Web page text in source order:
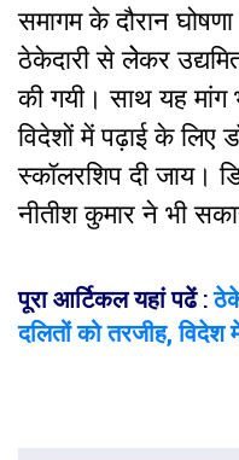
समागम के दौरान
ठेकेदारी से लेेकर
की गयी। साथ यह मांग
विदेशों में पढ़ाई के
स्कॉलरशिप दी जाय।
नीतीश कुमार ने भी
पूरा आर्टिकल यहां पढें:
दलितों को तरजीह, विदेश